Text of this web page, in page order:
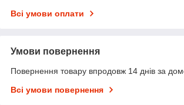
Всі умови оплати
Умови повернення
Повернення товару впродовж 14 днів за
Всі умови повернення